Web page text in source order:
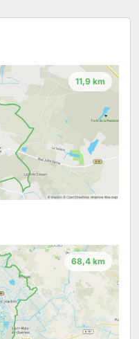
11,9 km
68,4 km